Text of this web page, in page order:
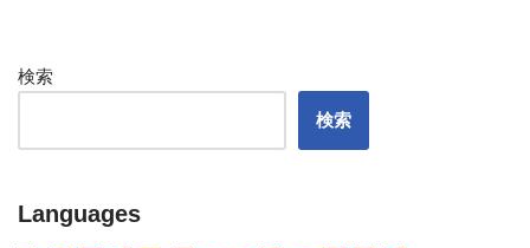
検索
検索
Languages